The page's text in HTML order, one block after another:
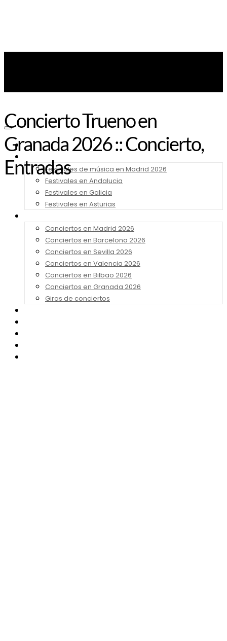
Noticias
Festivales de música en Madrid 2026
Festivales en Andalucia
Festivales en Galicia
Festivales en Asturias
Conciertos en Madrid 2026
Conciertos en Barcelona 2026
Conciertos en Sevilla 2026
Conciertos en Valencia 2026
Conciertos en Bilbao 2026
Conciertos en Granada 2026
Giras de conciertos
Concierto Trueno en
Granada 2026 :: Concierto,
Entradas